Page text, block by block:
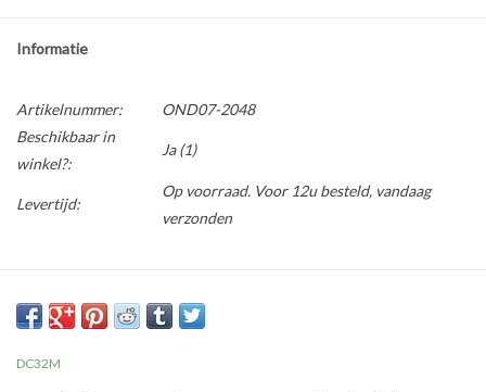
Informatie
Artikelnummer:
OND07-2048
Beschikbaar in
winkel?:
Ja(1)
Levertijd:
Op voorraad. Voor 12u besteld, vandaag
verzonden
DC32M